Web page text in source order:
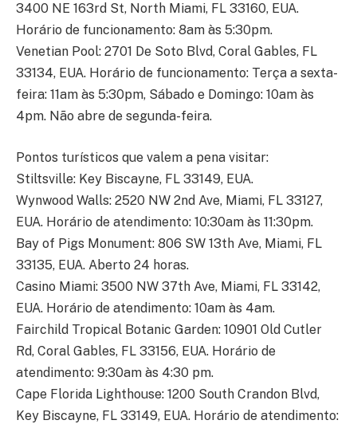
3400 NE 163rd St, North Miami, FL 33160, EUA.
Horário de funcionamento: 8am às 5:30pm.
Venetian Pool: 2701 De Soto Blvd, Coral Gables, FL
33134, EUA. Horário de funcionamento: Terça a sexta-
feira: 11am às 5:30pm, Sábado e Domingo: 10am às
4pm. Não abre de segunda-feira.
Pontos turísticos que valem a pena visitar:
Stiltsville: Key Biscayne, FL 33149, EUA.
Wynwood Walls: 2520 NW 2nd Ave, Miami, FL 33127,
EUA. Horário de atendimento: 10:30am às 11:30pm.
Bay of Pigs Monument: 806 SW 13th Ave, Miami, FL
33135, EUA. Aberto 24 horas.
Casino Miami: 3500 NW 37th Ave, Miami, FL 33142,
EUA. Horário de atendimento: 10am às 4am.
Fairchild Tropical Botanic Garden: 10901 Old Cutler
Rd, Coral Gables, FL 33156, EUA. Horário de
atendimento: 9:30am às 4:30 pm.
Cape Florida Lighthouse: 1200 South Crandon Blvd,
Key Biscayne, FL 33149, EUA. Horário de atendimento: